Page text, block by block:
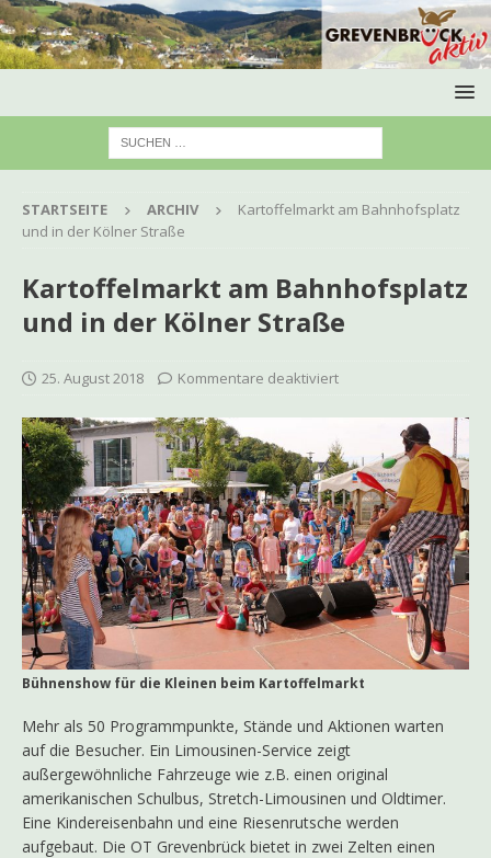
STARTSEITE ARCHIV
Kartoffelmarkt am Bahnhofsplatz
und in der Kölner Straße
Kartoffelmarkt am Bahnhofsplatz
und in der Kölner Straße
25. August 2018 Kommentare deaktiviert
Bühnenshow für die Kleinen beim Kartoffelmarkt
Mehr als 50 Programmpunkte, Stände und Aktionen warten
auf die Besucher. Ein Limousinen-Service zeigt
außergewöhnliche Fahrzeuge wie z.B. einen original
amerikanischen Schulbus, Stretch-Limousinen und Oldtimer.
Eine Kindereisenbahn und eine Riesenrutsche werden
aufgebaut. Die OT Grevenbrück bietet in zwei Zelten einen